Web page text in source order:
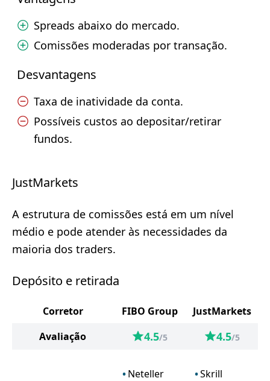
Spreads abaixo do mercado.
Comissões moderadas por transação.
Desvantagens
Taxa de inatividade da conta.
Possíveis custos ao depositar/retirar
fundos.
JustMarkets
A estrutura de comissões está em um nível
médio e pode atender às necessidades da
maioria dos traders.
Depósito e retirada
Corretor FIBO Group
JustMarkets
Avaliação
4.5/5 4.5/5
Neteller
Skrill